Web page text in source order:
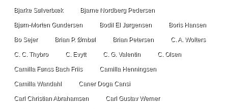
Bjarke Sølverbæk Bjarne Nordberg Pedersen
Bjørn-Morten Gundersen Bodil El Jørgensen Boris Hansen
Bo Sejer Brian P. Ørnbøl Brian Petersen C. A. Wolters
C. C. Thybro C. Evytt C. G. Valentin C. Olsen
Camilla Fønss Bach Friis Camilla Henningsen
Camilla Wandahl Caner Doga Cansi
Carl Christian Abrahamsen Carl Gustav Werner